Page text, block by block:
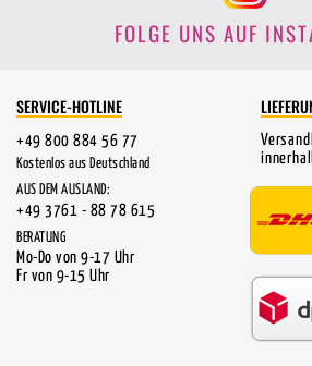
FOLGE UNS AUF
SERVICE-HOTLINE
+49 800 884 56 77
Kostenlos aus Deutschland
AUS DEM AUSLAND:
+49 3761 - 88 78 615
BERATUNG
Mo-Do von 9-17 Uhr
Fr von 9-15 Uhr